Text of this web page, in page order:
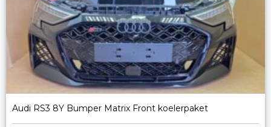
Audi RS3 8Y Bumper Matrix Front koelerpaket